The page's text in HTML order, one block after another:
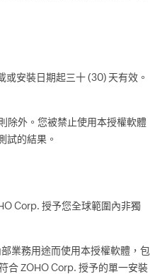
安裝日期起三十 (30) 天有效。
除外。您被禁止使用本授權軟體
試的結果。
Corp. 授予您全球範圍內非獨
業務用途而使用本授權軟體，包
合 ZOHO Corp. 授予的單一安裝